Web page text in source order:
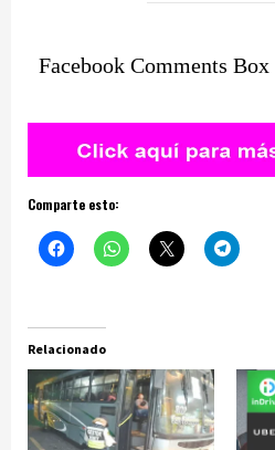
Facebook Comments Box
Comparte esto:
Relacionado